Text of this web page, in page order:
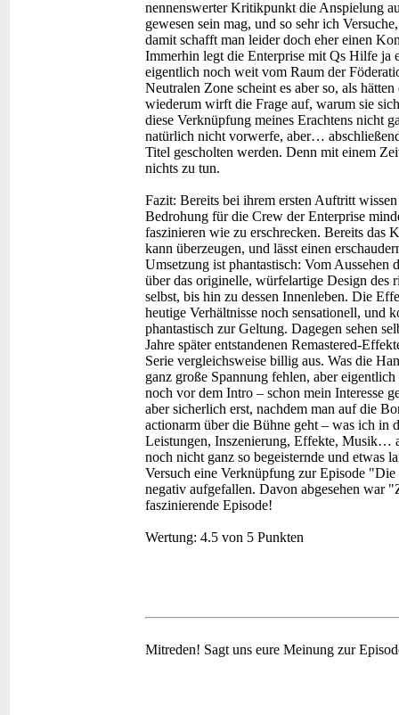
nennenswerter Kritikpunkt die Anspielung
gewesen sein mag, und so sehr ich
damit schafft man leider doch eher einen
Immerhin legt die Enterprise mit Qs Hilfe ja
eigentlich noch weit vom Raum der
Neutralen Zone scheint es aber so, als
wiederum wirft die Frage auf, warum sie
diese Verknüpfung meines Erachtens nicht
natürlich nicht vorwerfe, aber…
Titel gescholten werden. Denn mit einem
nichts zu tun.
Fazit: Bereits bei ihrem ersten Auftritt
Bedrohung für die Crew der Enterprise
faszinieren wie zu erschrecken. Bereits das
kann überzeugen, und lässt einen
Umsetzung ist phantastisch: Vom Aussehen
über das originelle, würfelartige Design des
selbst, bis hin zu dessen Innenleben. Die
heutige Verhältnisse noch sensationell, und
phantastisch zur Geltung. Dagegen sehen
Jahre später entstandenen Remastered-
Serie vergleichsweise billig aus. Was die
ganz große Spannung fehlen, aber
noch vor dem Intro – schon mein Interesse
aber sicherlich erst, nachdem man auf die
actionarm über die Bühne geht – was ich in
Leistungen, Inszenierung, Effekte, Musik…
noch nicht ganz so begeisternde und etwas
Versuch eine Verknüpfung zur Episode
negativ aufgefallen. Davon abgesehen war
faszinierende Episode!
Wertung: 4.5 von 5 Punkten
Mitreden! Sagt uns eure Meinung zur